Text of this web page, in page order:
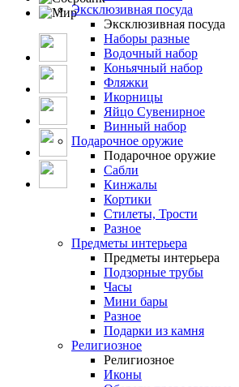
Эксклюзивная посуда
Эксклюзивная посуда
Наборы разные
Водочный набор
Коньячный набор
Фляжки
Икорницы
Яйцо Сувенирное
Винный набор
Подарочное оружие
Подарочное оружие
Сабли
Кинжалы
Кортики
Стилеты, Трости
Разное
Предметы интерьера
Предметы интерьера
Подзорные трубы
Часы
Мини бары
Разное
Подарки из камня
Религиозное
Религиозное
Иконы